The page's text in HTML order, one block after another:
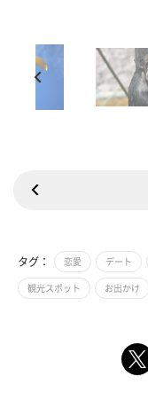
タグ： 恋愛 デート
観光スポット お出かけ